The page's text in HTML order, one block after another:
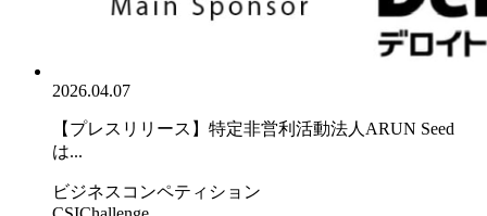
2026.04.07
【プレスリリース】特定非営利活動法人ARUN Seed
は...
ビジネスコンペティション